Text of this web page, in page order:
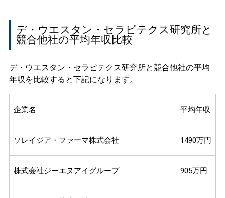
デ・ウエスタン・セラピテクス研究所と
競合他社の平均年収比較
デ・ウエスタン・セラピテクス研究所と競合他社の平均
年収を比較すると下記になります。
企業名 平均年収
ソレイジア・ファーマ株式会社 1490万円
株式会社ジーエヌアイグループ 905万円